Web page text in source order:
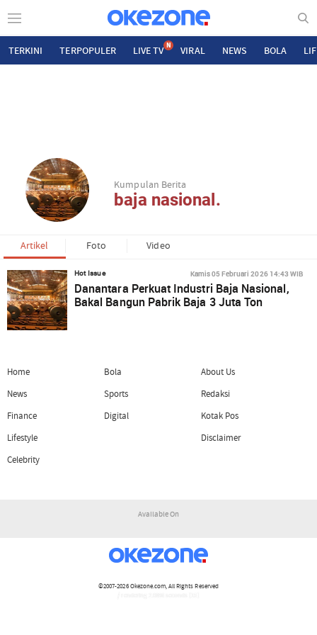
TERKINI TERPOPULER LIVE TV N VIRAL NEWS BOLA
Kumpulan Berita
baja nasional.
Artikel Foto Video
Hot Issue Kamis 05 Februari 2026 14:43 WIB
Danantara Perkuat Industri Baja Nasional,
Bakal Bangun Pabrik Baja 3 Juta Ton
Home
News
Finance
Lifestyle
Celebrity
Bola
Sports
Digital
About Us
Redaksi
Kotak Pos
Disclaimer
Available On
©2007-2026Okezone.com, All Rights Reserved